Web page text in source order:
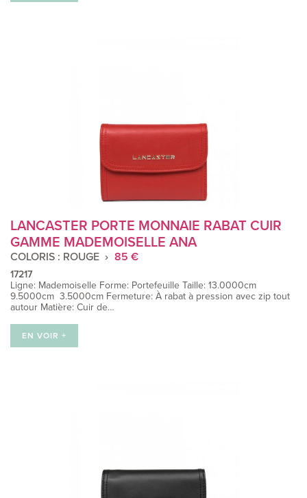
LANCASTER PORTE MONNAIE RABAT CUIR
GAMME MADEMOISELLE ANA
COLORIS : ROUGE 85 €
17217
Ligne: Mademoiselle Forme: Portefeuille Taille: 13.0000cm
9.5000cm 3.5000cm Fermeture: À rabat à pression avec zip tout
autour Matière: Cuir de…
EN VOIR +